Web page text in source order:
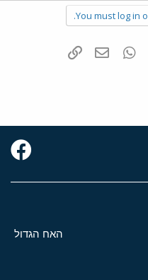
You must log in
Tumblr
WhatsAppדואר אלקטרוני
האח הגדול